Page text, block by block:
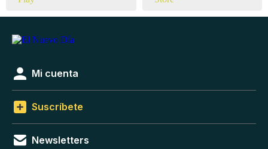
Mi cuenta
Suscríbete
Newsletters